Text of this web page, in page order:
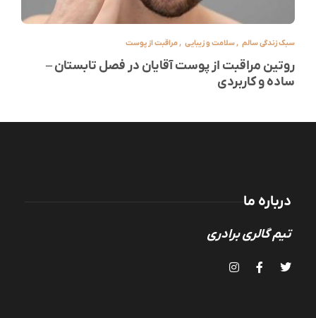
سبک زندگی سالم ,سلامت و زیبایی ,مراقبت از پوست
روتین مراقبت از پوست آقایان در فصل تابستان –
ساده و کاربردی
درباره ما
تیم گالری برادری